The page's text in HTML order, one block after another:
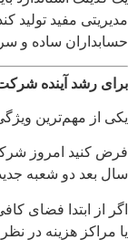
مدیریتی مفید تولید
حسابداران ساده و
برای رشد آینده
یکی از مهم‌ترین
فرض کنید امروز
سال بعد دو شعبه
اگر از ابتدا فضای
یا مراکز هزینه در